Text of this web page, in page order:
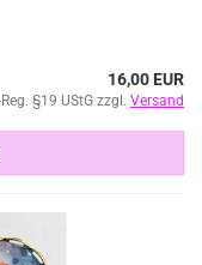
16,00 EUR
§19 UStG zzgl. Versand